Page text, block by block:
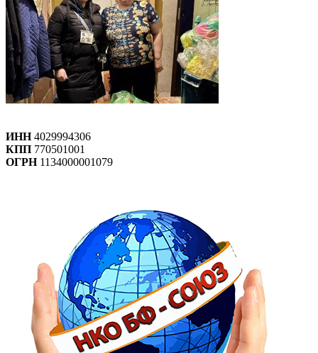
ИНН4029994306
КПП 770501001
ОГРН1134000001079